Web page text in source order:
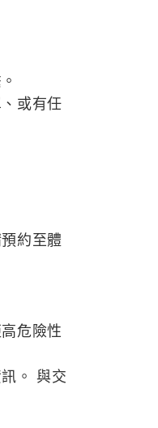
或有任
約至體
危險性
。 與交